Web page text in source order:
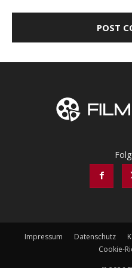
Impressum Datenschutz
Cookie-